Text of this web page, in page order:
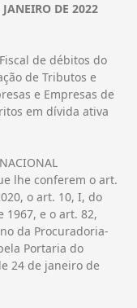
DE 2022
de débitos do
de Tributos e
e Empresas de
em dívida ativa
lhe conferem o art.
o art. 10, I, do
1967, e o art. 82,
da Procuradoria-
Portaria do
24 de janeiro de